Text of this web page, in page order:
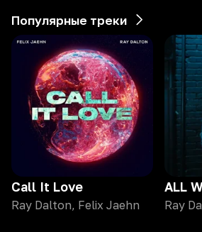
Популярные треки
Call It Love
Ray Dalton, Felix Jaehn
ALL
Ray